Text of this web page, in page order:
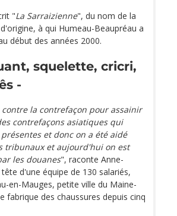
"La Sarraizienne", du nom de la
à qui Humeau-Beaupréau a
début des années 2000.
squelette, cricri,
-
la contrefaçon pour assainir
contrefaçons asiatiques qui
et donc on a été aidé
tribunaux et aujourd'hui on est
les douanes", raconte Anne-
d'une équipe de 130 salariés,
en-Mauges, petite ville du Maine-
fabrique des chaussures depuis cinq